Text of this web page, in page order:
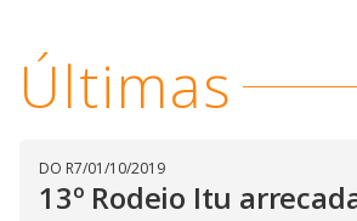
d
e
Últimas
DO R7/01/10/2019
13º Rodeio Itu